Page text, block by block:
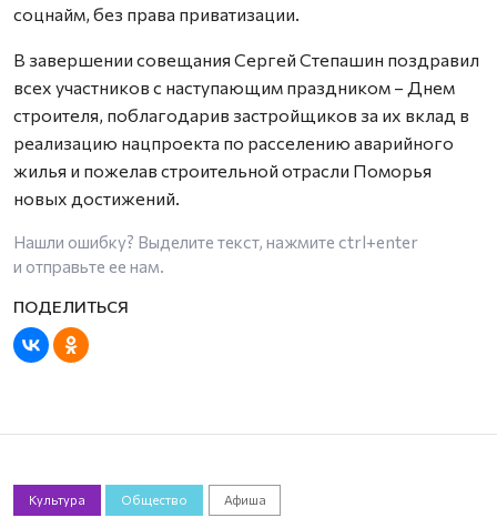
соцнайм, без права приватизации.
В завершении совещания Сергей Степашин поздравил
всех участников с наступающим праздником – Днем
строителя, поблагодарив застройщиков за их вклад в
реализацию нацпроекта по расселению аварийного
жилья и пожелав строительной отрасли Поморья
новых достижений.
Нашли ошибку? Выделите текст, нажмите ctrl+enter
и отправьте ее нам.
Культура Общество Афиша